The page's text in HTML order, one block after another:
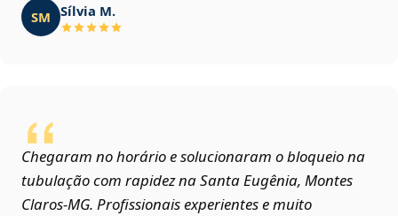
SM Sílvia M.
Chegaram no horário e solucionaram o bloqueio na
tubulação com rapidez na Santa Eugênia, Montes
Claros‑MG. Profissionais experientes e muito